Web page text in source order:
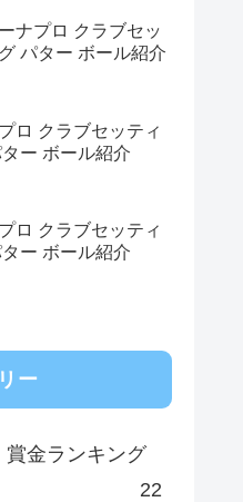
ナプロ クラブセッ
パター ボール紹介
ロ クラブセッティ
ー ボール紹介
ロ クラブセッティ
ー ボール紹介
ー
金ランキング
22